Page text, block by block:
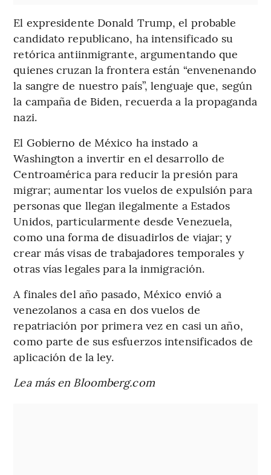
El expresidente Donald Trump, el probable
candidato republicano, ha intensificado su
retórica antiinmigrante, argumentando que
quienes cruzan la frontera están “envenenando
la sangre de nuestro país”, lenguaje que, según
la campaña de Biden, recuerda a la propaganda
nazi.
El Gobierno de México ha instado a
Washington a invertir en el desarrollo de
Centroamérica para reducir la presión para
migrar; aumentar los vuelos de expulsión para
personas que llegan ilegalmente a Estados
Unidos, particularmente desde Venezuela,
como una forma de disuadirlos de viajar; y
crear más visas de trabajadores temporales y
otras vías legales para la inmigración.
A finales del año pasado, México envió a
venezolanos a casa en dos vuelos de
repatriación por primera vez en casi un año,
como parte de sus esfuerzos intensificados de
aplicación de la ley.
Lea más en Bloomberg.com